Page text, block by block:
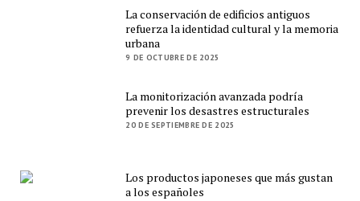
La conservación de edificios antiguos
refuerza la identidad cultural y la memoria
urbana
9 DE OCTUBRE DE 2025
La monitorización avanzada podría
prevenir los desastres estructurales
20 DE SEPTIEMBRE DE 2025
Los productos japoneses que más gustan
a los españoles